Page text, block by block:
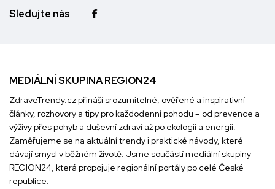
Sledujte nás
MEDIÁLNÍ SKUPINA REGION24
ZdraveTrendy.cz přináší srozumitelné, ověřené a inspirativní
články, rozhovory a tipy pro každodenní pohodu – od prevence a
výživy přes pohyb a duševní zdraví až po ekologii a energii.
Zaměřujeme se na aktuální trendy i praktické návody, které
dávají smysl v běžném životě. Jsme součástí mediální skupiny
REGION24, která propojuje regionální portály po celé České
republice.